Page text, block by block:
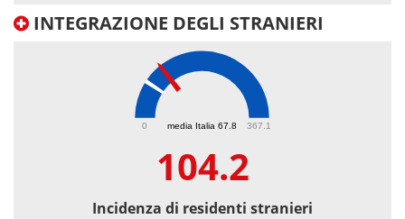
INTEGRAZIONE DEGLI STRANIERI
media Italia 67.8
0 367.1
104.2
Incidenza di residenti stranieri